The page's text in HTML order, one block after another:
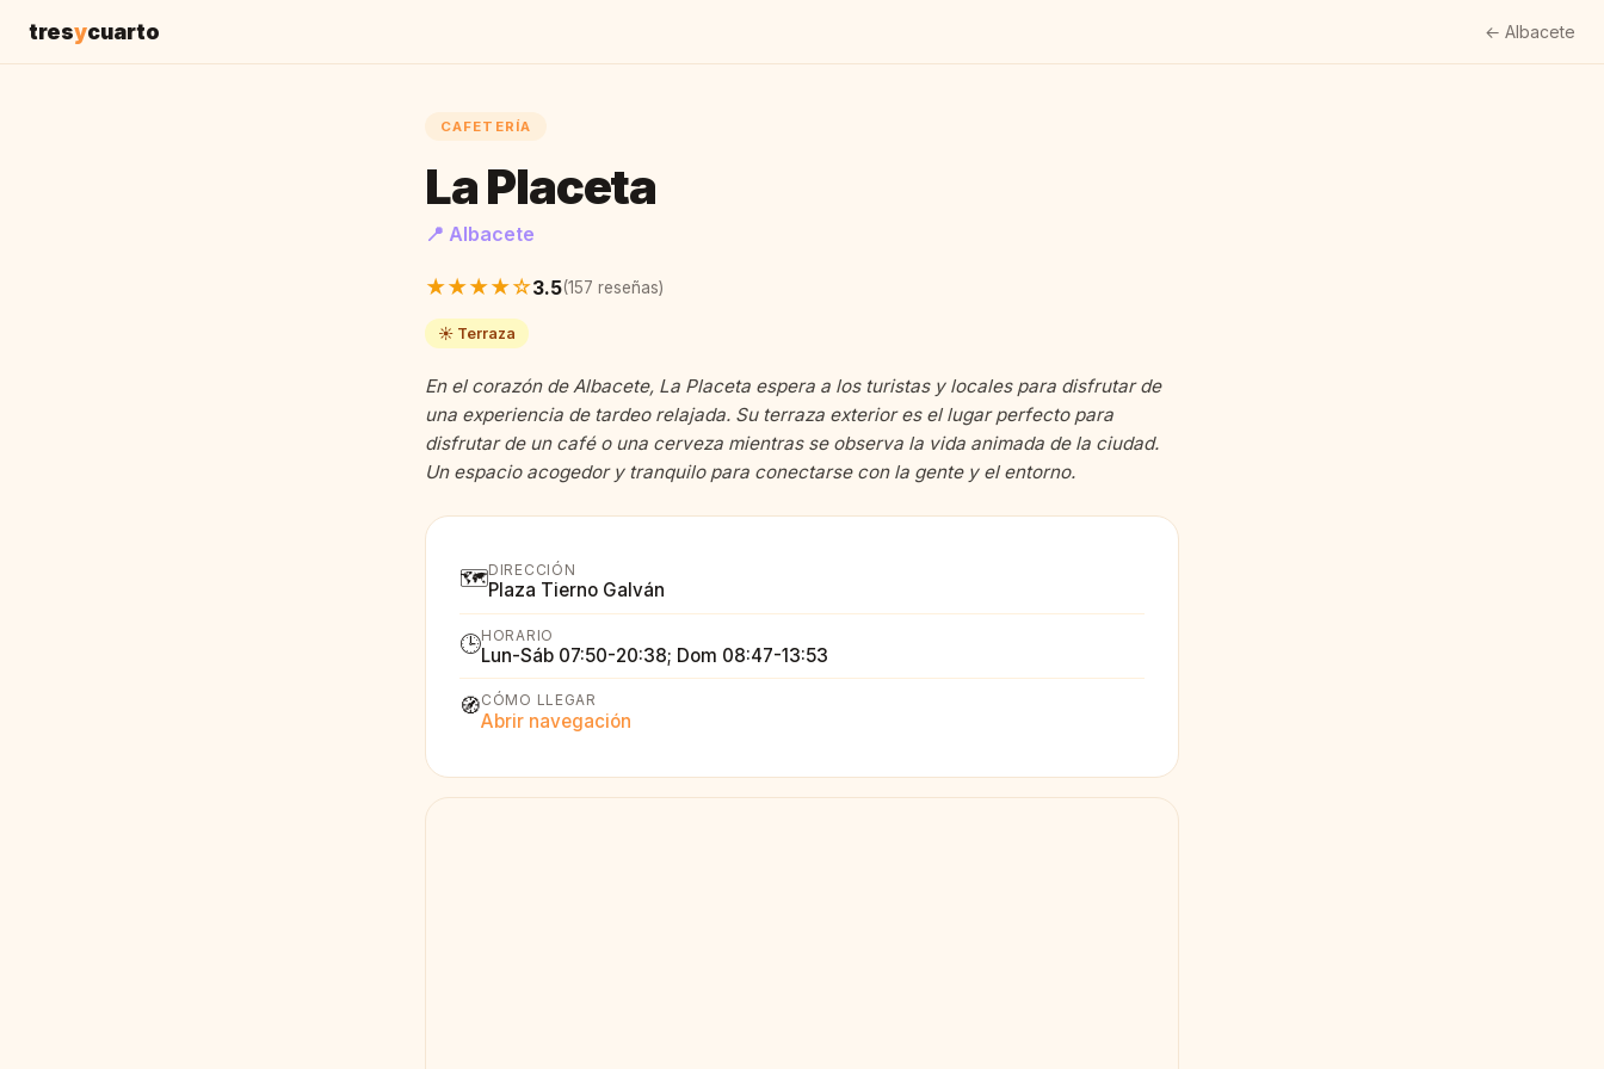
tresycuarto ← Albacete
CAFETERÍA
La Placeta
📍 Albacete
★★★★☆3.5(157 reseñas)
☀️ Terraza
En el corazón de Albacete, La Placeta espera a los turistas y locales para disfrutar de
una experiencia de tardeo relajada. Su terraza exterior es el lugar perfecto para
disfrutar de un café o una cerveza mientras se observa la vida animada de la ciudad.
Un espacio acogedor y tranquilo para conectarse con la gente y el entorno.
🗺️DIRECCIÓN
Plaza Tierno Galván
🕒HORARIO
Lun-Sáb 07:50-20:38; Dom 08:47-13:53
🧭CÓMO LLEGAR
Abrir navegación